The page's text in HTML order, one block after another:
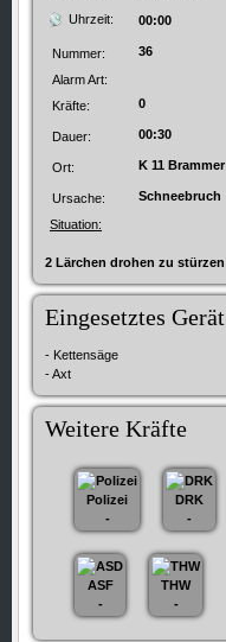
Uhrzeit: 00:00
Nummer:
36
Alarm Art:
Kräfte:
0
Dauer: 00:30
Ort: K 11 Brammer
Ursache:
Schneebruch
Situation:
2 Lärchen drohen zu stürzen
Eingesetztes Gerät
- Kettensäge
- Axt
Weitere Kräfte
Polizei
-
DRK
-
ASF
-
THW
-